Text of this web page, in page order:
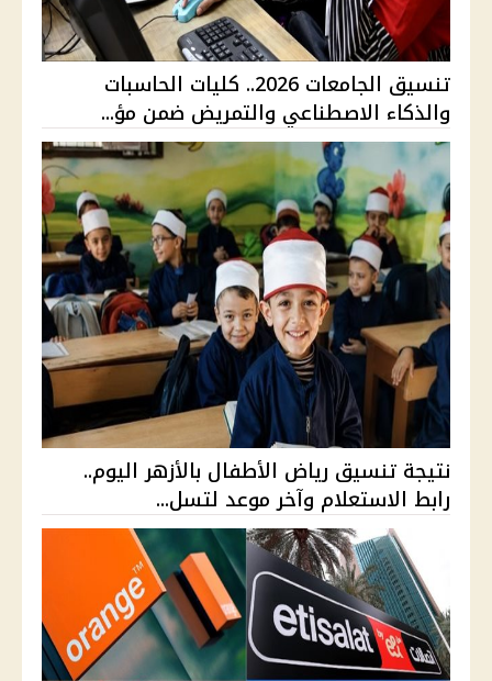
تنسيق الجامعات 2026.. كليات الحاسبات
والذكاء الاصطناعي والتمريض ضمن مؤ...
نتيجة تنسيق رياض الأطفال بالأزهر اليوم..
رابط الاستعلام وآخر موعد لتسل...